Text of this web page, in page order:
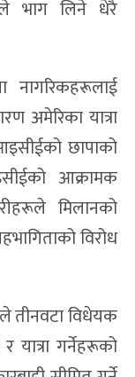
भाग लिने धेरै
नागरिकहरूलाई
अमेरिका यात्रा
छापाको
आक्रामक
मिलानको
विरोध
तीनवटा विधेयक
गर्नेहरूको